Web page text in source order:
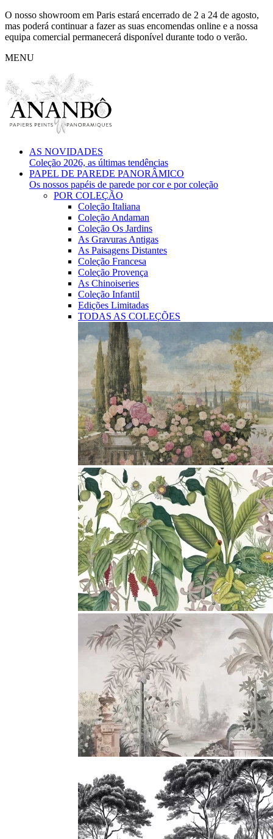
O nosso showroom em Paris estará encerrado de 2 a 24 de agosto,
mas poderá continuar a fazer as suas encomendas online e a nossa
equipa comercial permanecerá disponível durante todo o verão.
MENU
AS NOVIDADES
Coleção 2026, as últimas tendências
PAPEL DE PAREDE PANORÂMICO
Os nossos papéis de parede por cor e por coleção
POR COLEÇÃO
Coleção Italiana
Coleção Andaman
Coleção Os Jardins
As Gravuras Antigas
As Paisagens Distantes
Coleção Francesa
Coleção Provença
As Chinoiseries
Coleção Infantil
Edições Limitadas
TODAS AS COLEÇÕES